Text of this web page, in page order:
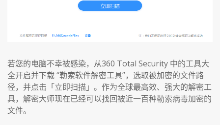
若您的电脑不幸被感染，从360 Total Security 中的工具大
全开启并下载 “勒索软件解密工具”，选取被加密的文件路
径，并点击「立即扫描」。作为全球最高效、强大的解密工
具，解密大师现在已经可以找回被近一百种勒索病毒加密的
文件。